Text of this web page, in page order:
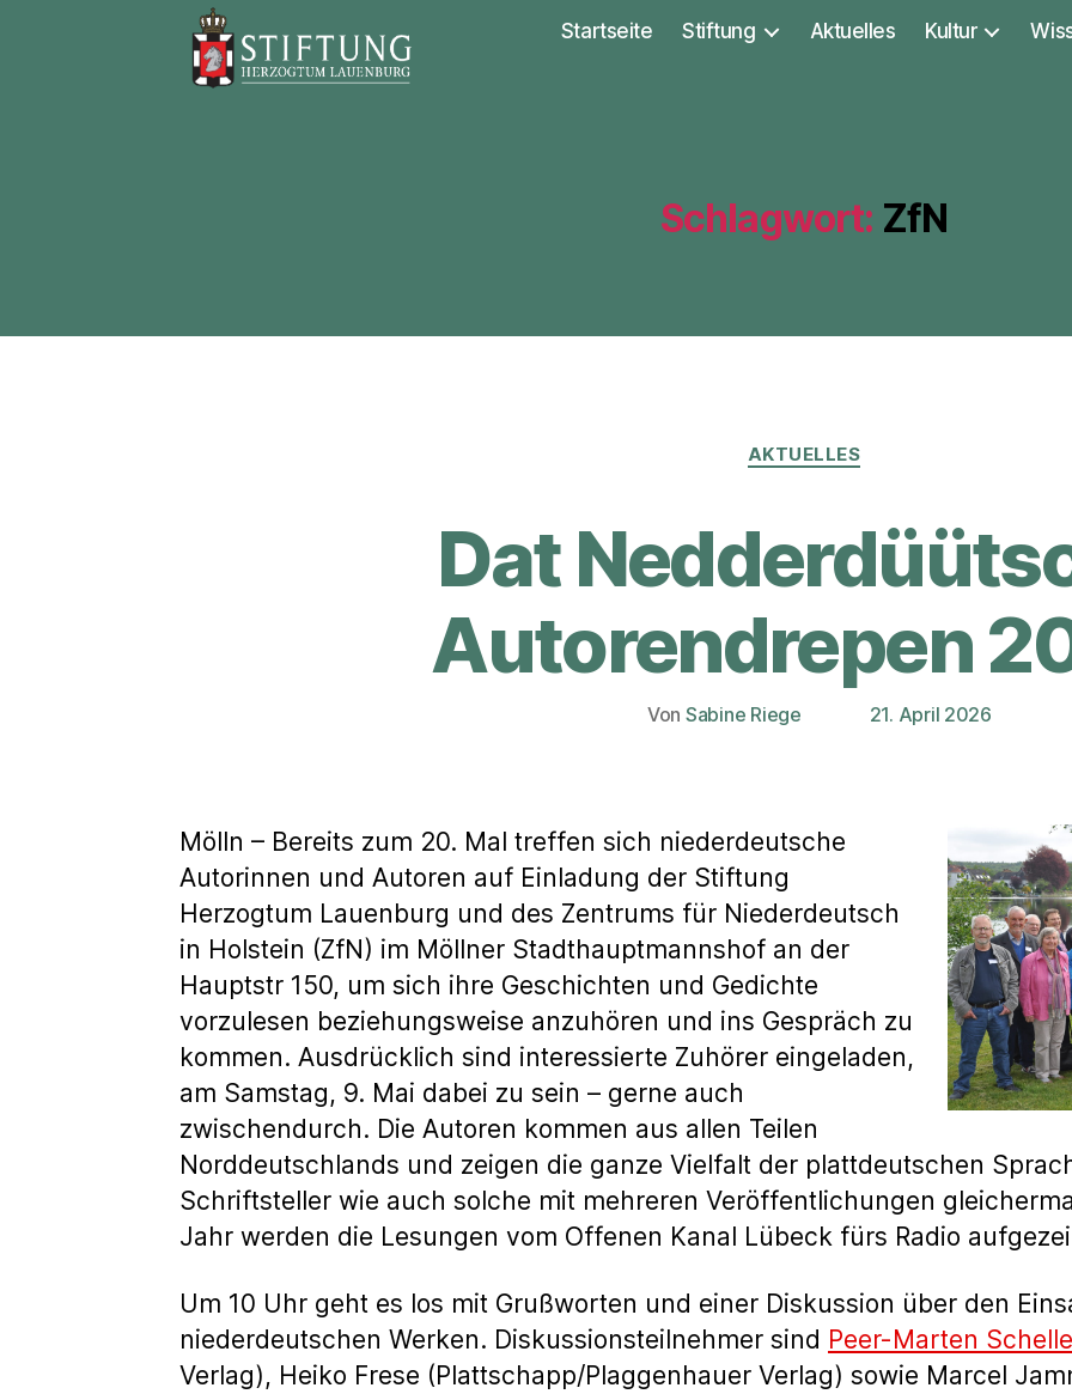
Startseite Stiftung Aktuelles Kultur
Schlagwort: ZfN
Kategorien
AKTUELLES
Dat
Autorendrepen
Beitragsautor
Von Sabine Riege Veröffentlichungsdatum
21. April 2026
Mölln – Bereits zum 20. Mal treffen sich niederdeutsche
Autorinnen und Autoren auf Einladung der Stiftung
Herzogtum Lauenburg und des Zentrums für Niederdeutsch
in Holstein (ZfN) im Möllner Stadthauptmannshof an der
Hauptstr 150, um sich ihre Geschichten und Gedichte
vorzulesen beziehungsweise anzuhören und ins Gespräch zu
kommen. Ausdrücklich sind interessierte Zuhörer eingeladen,
am Samstag, 9. Mai dabei zu sein – gerne auch
zwischendurch. Die Autoren kommen aus allen Teilen
Norddeutschlands und zeigen die ganze Vielfalt der plattdeutschen
Schriftsteller wie auch solche mit mehreren Veröffentlichungen
Jahr werden die Lesungen vom Offenen Kanal Lübeck fürs Radio
Um 10 Uhr geht es los mit Grußworten und einer Diskussion über den
niederdeutschen Werken. Diskussionsteilnehmer sind Peer-Marten
Verlag), Heiko Frese (Plattschapp/Plaggenhauer Verlag) sowie Marcel